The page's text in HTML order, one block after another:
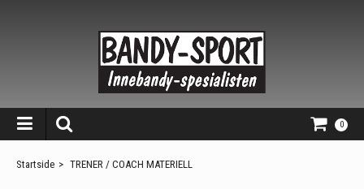
0
Startside > TRENER / COACH MATERIELL